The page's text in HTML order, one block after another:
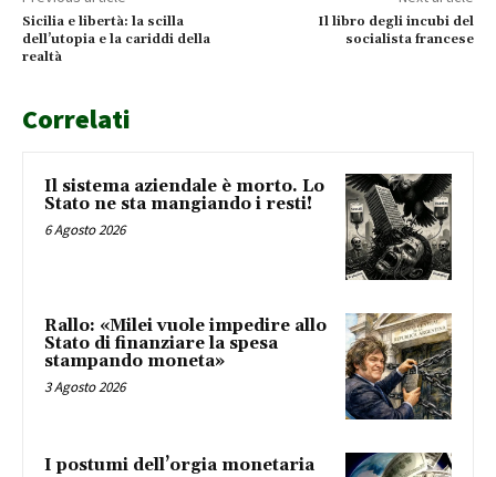
Sicilia e libertà: la scilla
dell’utopia e la cariddi della
realtà
Il libro degli incubi del
socialista francese
Correlati
Il sistema aziendale è morto. Lo
Stato ne sta mangiando i resti!
6 Agosto 2026
Rallo: «Milei vuole impedire allo
Stato di finanziare la spesa
stampando moneta»
3 Agosto 2026
I postumi dell’orgia monetaria